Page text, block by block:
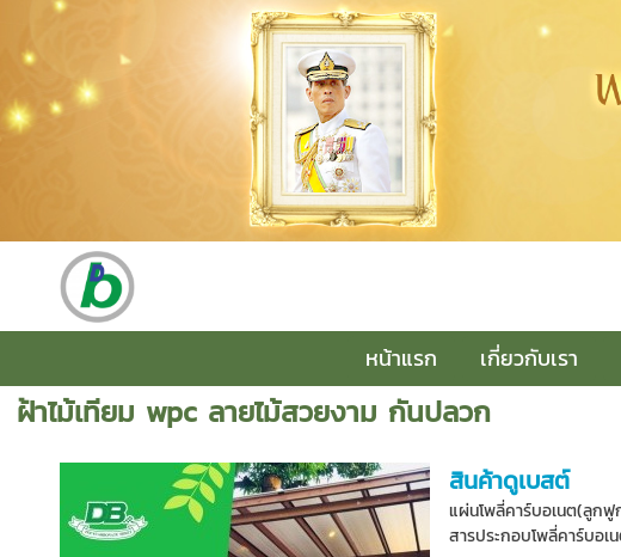
หน้าแรก เกี่ยวกับเรา
ฝ้าไม้เทียม wpc ลายไม้สวยงาม กันปลวก
สินค้าดูเบสต์
แผ่นโพลี่คาร์บอเนต(ลูก
สารประกอบโพลี่คาร์บอ